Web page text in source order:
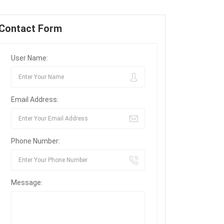
Form
User Name:
Email Address:
Phone Number:
Message: